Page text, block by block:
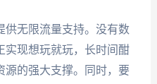
供无限流量支持。没有数
实现想玩就玩，长时间酣
源的强大支撑。同时，要